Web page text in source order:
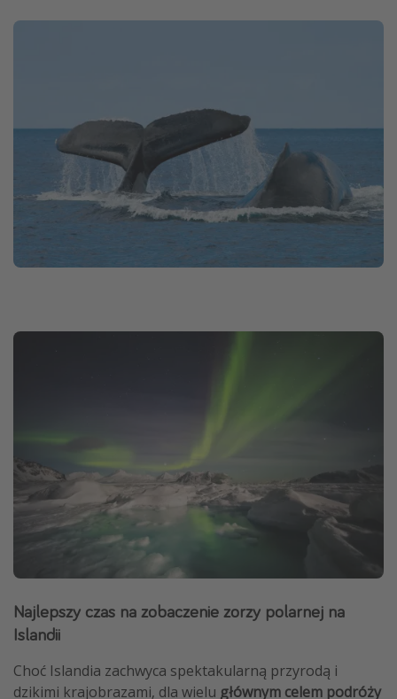
Najlepszy czas na zobaczenie zorzy polarnej na
Islandii
Choć Islandia zachwyca spektakularną przyrodą i
dzikimi krajobrazami, dla wielu głównym celem podróży